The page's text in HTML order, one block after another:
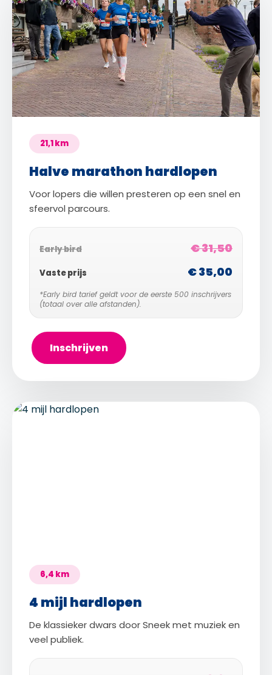
21,1 km
Halve marathon hardlopen
Voor lopers die willen presteren op een snel en
sfeervol parcours.
Early bird € 31,50
Vaste prijs € 35,00
*Early bird tarief geldt voor de eerste 500 inschrijvers
(totaal over alle afstanden).
Inschrijven
6,4 km
4 mijl hardlopen
De klassieker dwars door Sneek met muziek en
veel publiek.